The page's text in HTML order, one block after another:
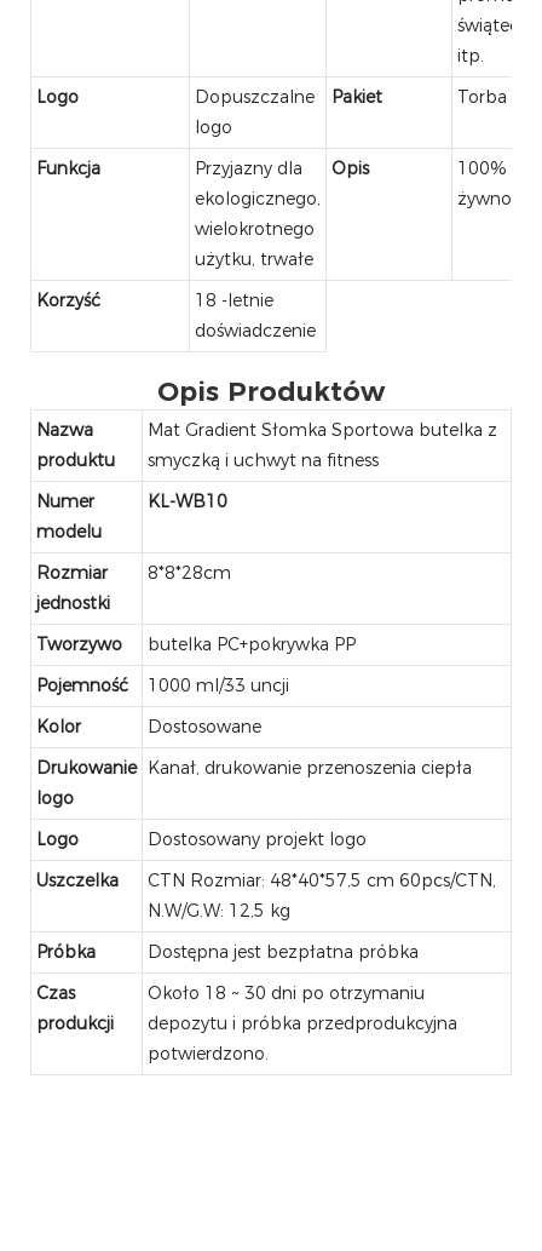
itp.
Logo
Dopuszczalne
logo
Pakiet Torba
Funkcja
Przyjazny dla
ekologicznego,
wielokrotnego
użytku, trwałe
Opis
100%
żywności
Korzyść
18 -letnie
doświadczenie
Opis Produktów
Nazwa
produktu
Mat Gradient Słomka Sportowa butelka z
smyczką i uchwyt na fitness
Numer
modelu
KL-WB10
Rozmiar
jednostki
8*8*28cm
Tworzywo
butelka PC+pokrywka PP
Pojemność
1000 ml/33 uncji
Kolor
Dostosowane
Drukowanie
logo
Kanał, drukowanie przenoszenia ciepła
Logo
Dostosowany projekt logo
Uszczelka
CTN Rozmiar: 48*40*57,5 cm 60pcs/CTN,
N.W/G.W: 12,5 kg
Próbka
Dostępna jest bezpłatna próbka
Czas
produkcji
Około 18 ~ 30 dni po otrzymaniu
depozytu i próbka przedprodukcyjna
potwierdzono.